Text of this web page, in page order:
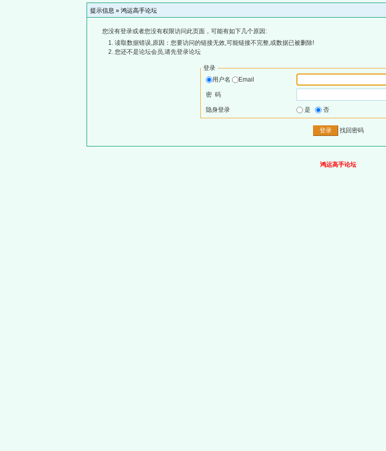
提示信息 » 鸿运高手论坛
您没有登录或者您没有权限访问此页面，可能有如下几个原因:
读取数据错误,原因：您要访问的链接无效,可能链接不完整,或数据已被删除!
您还不是论坛会员,请先登录论坛
登录
用户名
Email
密 码
隐身登录 是 否
找回密码
鸿运高手论坛